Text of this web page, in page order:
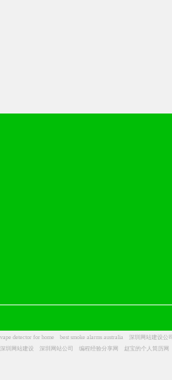
vape detector for home best smoke alarms australia 深圳网站建设公司
深圳网站建设
深圳网站公司 编程经验分享网 赵宝的个人简历网